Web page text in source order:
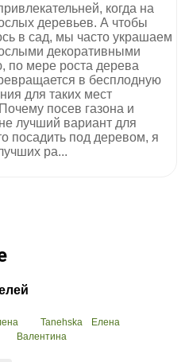
когда на
деревьев. А чтобы
в сад, мы часто украшаем
декоративными
по мере роста дерева
в бесплодную
для таких мест
посев газона и
лучший вариант для
посадить под деревом, я
ра...
Tanehska
Елена
Валентина